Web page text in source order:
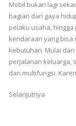
Mobil bukan lagi
bagian dari gaya
pelaku usaha,
kendaraan yang bisa
kebutuhan. Mulai
perjalanan keluarga,
dan multifungsi.
Selanjutnya